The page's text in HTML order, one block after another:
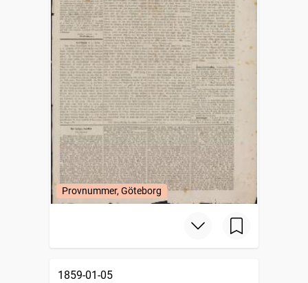
Provnummer, Göteborg
1859-01-05